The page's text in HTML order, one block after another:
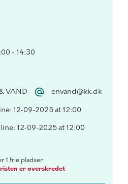
- 14:30
VAND envand@kk.dk
12-09-2025 at 12:00
12-09-2025 at 12:00
1 frie pladser
er overskredet